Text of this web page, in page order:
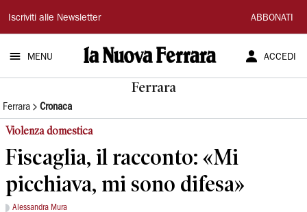
La
Nuova
Ferrara
Iscriviti alle Newsletter ABBONATI
MENU ACCEDI
Ferrara
Ferrara Cronaca
Violenza domestica
Fiscaglia, il racconto: «Mi
picchiava, mi sono difesa»
Alessandra Mura